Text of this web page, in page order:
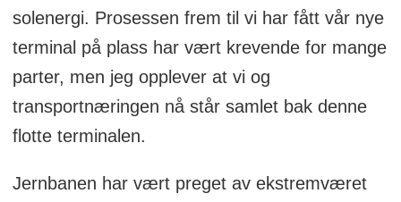
solenergi. Prosessen frem til vi har fått vår nye
terminal på plass har vært krevende for mange
parter, men jeg opplever at vi og
transportnæringen nå står samlet bak denne
flotte terminalen.
Jernbanen har vært preget av ekstremværet